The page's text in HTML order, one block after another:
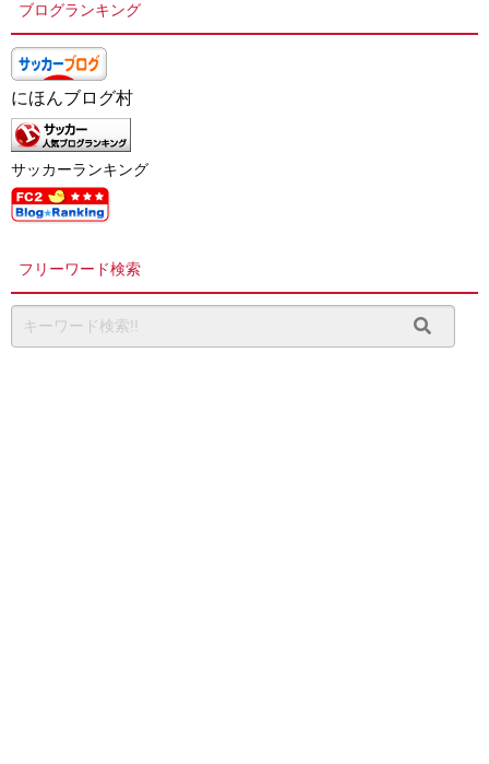
ブログランキング
にほんブログ村
サッカーランキング
フリーワード検索